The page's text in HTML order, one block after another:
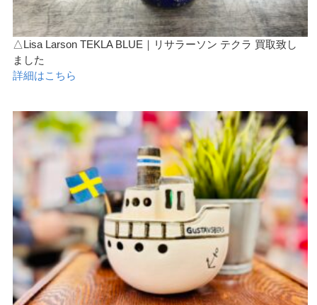
△Lisa Larson TEKLA BLUE｜リサラーソン テクラ 買取致し
ました
詳細はこちら